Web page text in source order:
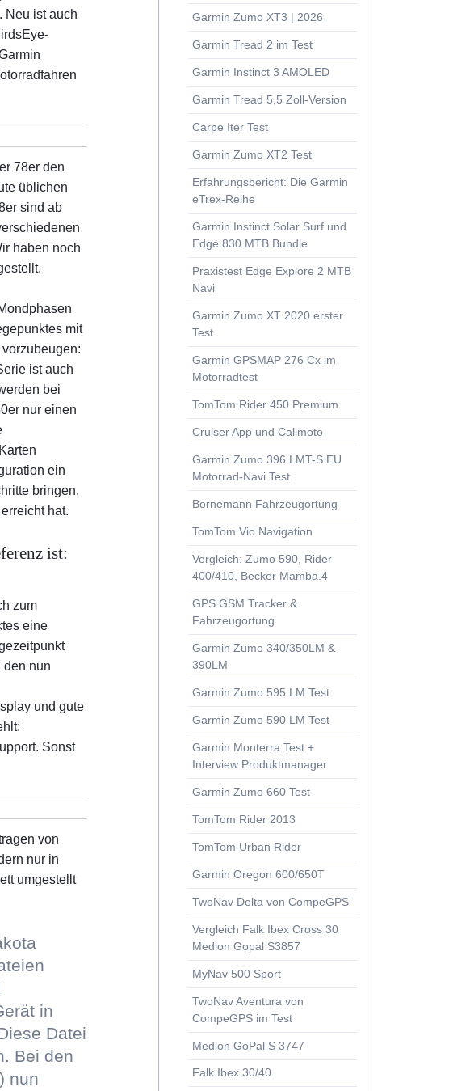
Edge Explore 2 MTB Navi
Garmin Zumo XT 2020 erster Test
GPSMAP 276 Cx im Motorradtest
Zumo 396 LMT-S EU Motorrad-Navi Test
Fahrzeugortung
Vio Navigation
Vergleich: Zumo 590, Rider 400/410, Becker Mamba.4
GSM Tracker & Fahrzeugortung
Zumo 340/350LM & 390LM
Garmin Zumo 590 LM Test
Monterra Test + Interview Produktmanager
Zumo 660 Test
Rider 2013
Garmin Oregon 600/650T
Delta von CompeGPS
Falk Ibex Cross 30 Medion Gopal S3857
TwoNav Aventura von CompeGPS im Test
Garmin GPSMap 62st und 78s
Colorado 300, Oregon 300 und Magellan Triton 2000
Crocodile Z 100
GPSport 245 Datenlogger
Zumo 220, MyNav 500 Sport, Falk F 12 rd Edition
Landkarten
Das Grüne Band | Ostsee - Tschechien
Aostatal: Walser und Gran Paradiso
Ardèche Camping-Tipps
Das MOTORRAD im Krieg
Ligurien mit Peter Fischer
Aostatal & Gressoney
Besuch bei Enduristan
„Aufi, 's Vieh sammla!“
Interview mit dem Husqvarna Designcenter
English: Interview with Husqvarna's Raffaele Zaccagnini
Neu ist auch
78er den
üblichen
sind ab
haben noch
mit
ist auch
bei
nur einen
ein
bringen.
hat.
ist:
zum
eine
den nun
und gute
Sonst
von
nur in
umgestellt
in
Datei
Bei den
nun
Garmin Zumo XT3 | 2026
Garmin Tread 2 im Test
Garmin Instinct 3 AMOLED
Garmin Tread 5,5 Zoll-Version
Carpe Iter Test
Garmin Zumo XT2 Test
Erfahrungsbericht: Die Garmin
eTrex-Reihe
Garmin Instinct Solar Surf und
Edge 830 MTB Bundle
Praxistest Edge Explore 2 MTB
Navi
Garmin Zumo XT 2020 erster
Test
Garmin GPSMAP 276 Cx im
Motorradtest
TomTom Rider 450 Premium
Cruiser App und Calimoto
Garmin Zumo 396 LMT-S EU
Motorrad-Navi Test
Bornemann Fahrzeugortung
TomTom Vio Navigation
Vergleich: Zumo 590, Rider
400/410, Becker Mamba.4
GPS GSM Tracker &
Fahrzeugortung
Garmin Zumo 340/350LM &
390LM
Garmin Zumo 595 LM Test
Garmin Zumo 590 LM Test
Garmin Monterra Test +
Interview Produktmanager
Garmin Zumo 660 Test
TomTom Rider 2013
TomTom Urban Rider
Garmin Oregon 600/650T
TwoNav Delta von CompeGPS
Vergleich Falk Ibex Cross 30
Medion Gopal S3857
MyNav 500 Sport
TwoNav Aventura von
CompeGPS im Test
Medion GoPal S 3747
Falk Ibex 30/40